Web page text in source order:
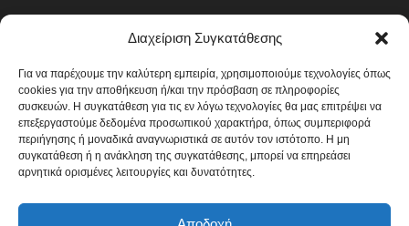
Διαχείριση Συγκατάθεσης
Για να παρέχουμε την καλύτερη εμπειρία, χρησιμοποιούμε τεχνολογίες όπως
cookies για την αποθήκευση ή/και την πρόσβαση σε πληροφορίες
συσκευών. Η συγκατάθεση για τις εν λόγω τεχνολογίες θα μας επιτρέψει να
επεξεργαστούμε δεδομένα προσωπικού χαρακτήρα, όπως συμπεριφορά
περιήγησης ή μοναδικά αναγνωριστικά σε αυτόν τον ιστότοπο. Η μη
συγκατάθεση ή η ανάκληση της συγκατάθεσης, μπορεί να επηρεάσει
αρνητικά ορισμένες λειτουργίες και δυνατότητες.
ΔΗΜΟΦΙΛΗ ΚΑΤΗΓΟΡΙΑ
ΝΕΑ ΤΟΥ ΠΕΙΡΑΙΑ
ΟΛΥΜΠΙΑΚΟΣ
ΑΛΛΑ ΚΟΙΝΩΝΙΚΑ
ΕΙΔΗΣΕΙΣ ΝΑΥΤΙΛΙΑ
ΟΙΚΟΝΟΜΙΚΑ
ΚΑΛΛΙΤΕΧΝΙΚΑ
822